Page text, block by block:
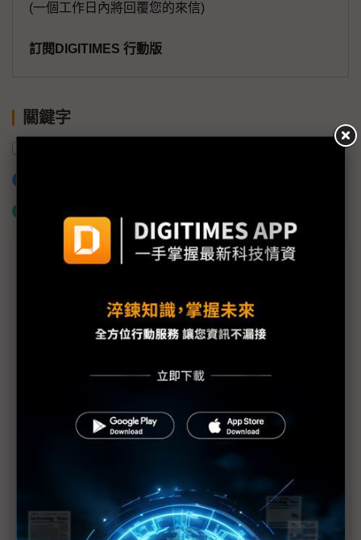
(一個工作日內將回覆您的來信)
訂閱DIGITIMES 行動版
關鍵字
什麼是「關鍵字追蹤」
議題精選－Micro LED邁入2年關鍵期
從放棄99.9999%開始 錼創迎向三階段挑戰
擴大車顯勢力 中、台面板廠競相布局
Micro LED衝刺2年關鍵期 錼創2024產能擴充倍增
友達上車首度進軍CES Micro LED成要角
衝刺Micro LED、Nano LED與QD 南韓擬設無機發
助突破MicroLED量產瓶頸 東麗推出低溫壓製程新材